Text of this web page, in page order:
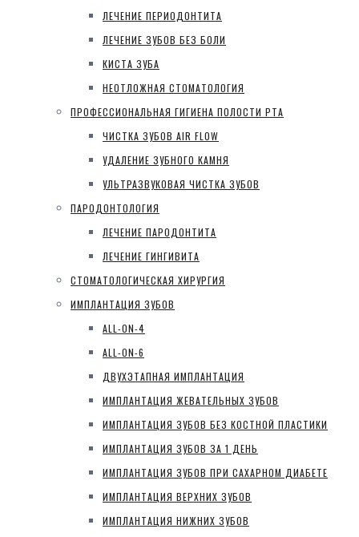
ЛЕЧЕНИЕ ПЕРИОДОНТИТА
ЛЕЧЕНИЕ ЗУБОВ БЕЗ БОЛИ
КИСТА ЗУБА
НЕОТЛОЖНАЯ СТОМАТОЛОГИЯ
ПРОФЕССИОНАЛЬНАЯ ГИГИЕНА ПОЛОСТИ РТА
ЧИСТКА ЗУБОВ AIR FLOW
УДАЛЕНИЕ ЗУБНОГО КАМНЯ
УЛЬТРАЗВУКОВАЯ ЧИСТКА ЗУБОВ
ПАРОДОНТОЛОГИЯ
ЛЕЧЕНИЕ ПАРОДОНТИТА
ЛЕЧЕНИЕ ГИНГИВИТА
СТОМАТОЛОГИЧЕСКАЯ ХИРУРГИЯ
ИМПЛАНТАЦИЯ ЗУБОВ
ALL-ON-4
ALL-ON-6
ДВУХЭТАПНАЯ ИМПЛАНТАЦИЯ
ИМПЛАНТАЦИЯ ЖЕВАТЕЛЬНЫХ ЗУБОВ
ИМПЛАНТАЦИЯ ЗУБОВ БЕЗ КОСТНОЙ ПЛАСТИКИ
ИМПЛАНТАЦИЯ ЗУБОВ ЗА 1 ДЕНЬ
ИМПЛАНТАЦИЯ ЗУБОВ ПРИ САХАРНОМ ДИАБЕТЕ
ИМПЛАНТАЦИЯ ВЕРХНИХ ЗУБОВ
ИМПЛАНТАЦИЯ НИЖНИХ ЗУБОВ